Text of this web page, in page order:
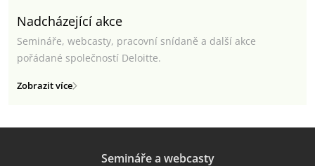
Nadcházející akce
Semináře, webcasty, pracovní snídaně a další akce
pořádané společností Deloitte.
Zobrazit více
Semináře a webcasty